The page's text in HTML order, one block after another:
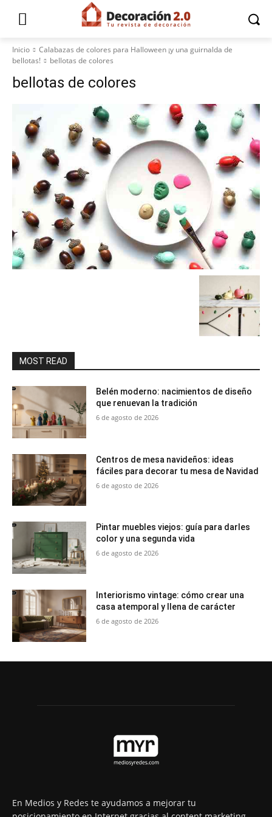
Inicio
Calabazas de colores para Halloween ¡y una guirnalda de
bellotas!
bellotas de colores
bellotas de colores
MOST READ
Belén moderno: nacimientos de diseño
que renuevan la tradición
6 de agosto de 2026
Centros de mesa navideños: ideas
fáciles para decorar tu mesa de Navidad
6 de agosto de 2026
Pintar muebles viejos: guía para darles
color y una segunda vida
6 de agosto de 2026
Interiorismo vintage: cómo crear una
casa atemporal y llena de carácter
6 de agosto de 2026
En Medios y Redes te ayudamos a mejorar tu